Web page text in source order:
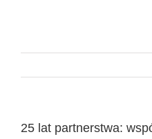
25 lat partnerstwa: